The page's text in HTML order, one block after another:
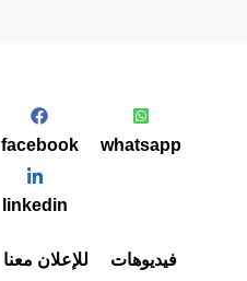
فيديوهات للإعلان معنا
whatsapp
facebook
linkedin